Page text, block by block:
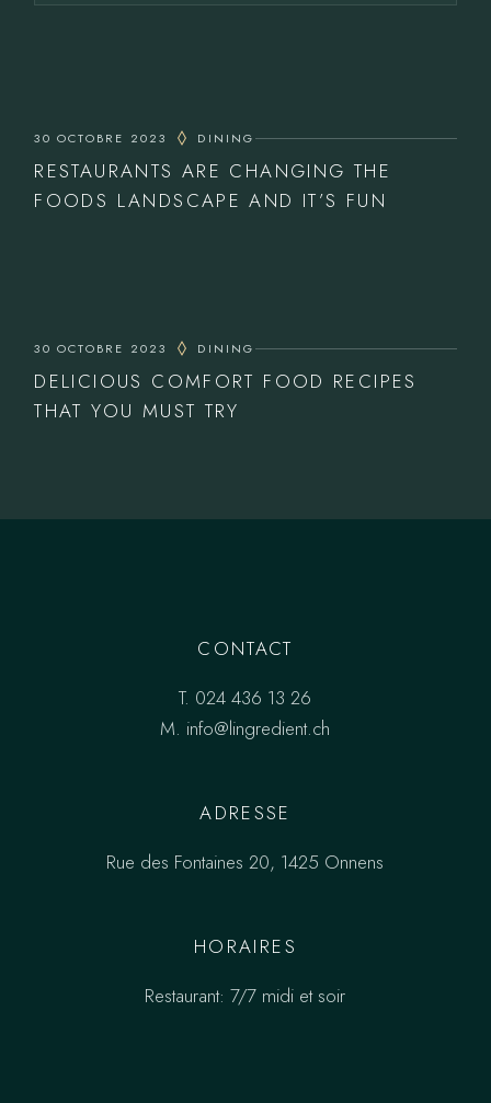
30 OCTOBRE 2023 DINING
RESTAURANTS ARE CHANGING THE
FOODS LANDSCAPE AND IT’S FUN
30 OCTOBRE 2023 DINING
DELICIOUS COMFORT FOOD RECIPES
THAT YOU MUST TRY
CONTACT
T. 024 436 13 26
M. info@lingredient.ch
ADRESSE
Rue des Fontaines 20, 1425 Onnens
HORAIRES
Restaurant: 7/7 midi et soir